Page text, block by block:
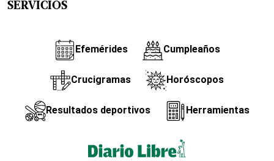
SERVICIOS
Efemérides Cumpleaños
Crucigramas Horóscopos
Resultados deportivos Herramientas